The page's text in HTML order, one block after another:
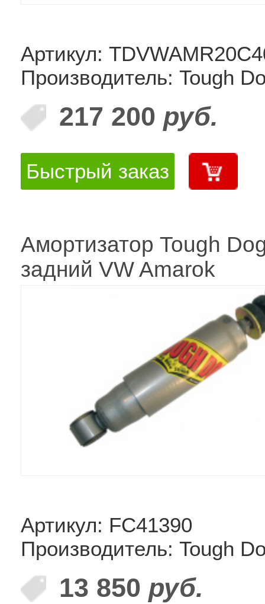
Артикул:
Производитель: Tough
217 200 руб.
Быстрый заказ
Амортизатор Tough
задний VW Amarok
Артикул: FC41390
Производитель: Tough
13 850 руб.